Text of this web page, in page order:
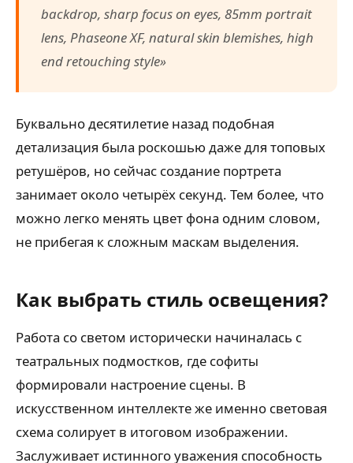
backdrop, sharp focus on eyes, 85mm portrait
lens, Phaseone XF, natural skin blemishes, high
end retouching style»
Буквально десятилетие назад подобная
детализация была роскошью даже для топовых
ретушёров, но сейчас создание портрета
занимает около четырёх секунд. Тем более, что
можно легко менять цвет фона одним словом,
не прибегая к сложным маскам выделения.
Как выбрать стиль освещения?
Работа со светом исторически начиналась с
театральных подмостков, где софиты
формировали настроение сцены. В
искусственном интеллекте же именно световая
схема солирует в итоговом изображении.
Заслуживает истинного уважения способность